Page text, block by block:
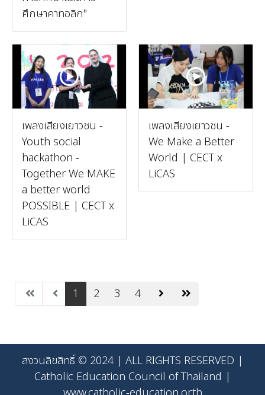
ศึกษาคาทอลิก"
เพลงเสียงเยาวชน -
Youth social
hackathon -
Together We MAKE
a better world
POSSIBLE | CECT x
LiCAS
เพลงเสียงเยาวชน -
We Make a Better
World | CECT x
LiCAS
1 2 3 4
สงวนลิขสิทธิ์ © 2024 | ALL RIGHTS RESERVED |
Catholic Education Council of Thailand |